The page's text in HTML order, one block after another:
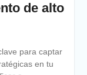
de alto
para captar
en tu